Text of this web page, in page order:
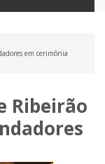
em cerimônia
Ribeirão